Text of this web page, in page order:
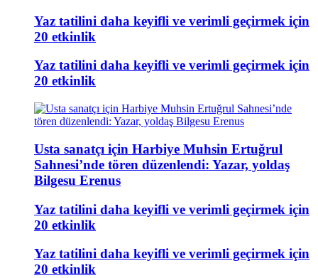
Yaz tatilini daha keyifli ve verimli geçirmek için
20 etkinlik
Yaz tatilini daha keyifli ve verimli geçirmek için
20 etkinlik
Usta sanatçı için Harbiye Muhsin Ertuğrul
Sahnesi’nde tören düzenlendi: Yazar, yoldaş
Bilgesu Erenus
Yaz tatilini daha keyifli ve verimli geçirmek için
20 etkinlik
Yaz tatilini daha keyifli ve verimli geçirmek için
20 etkinlik